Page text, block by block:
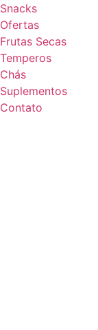
Snacks
Ofertas
Frutas Secas
Temperos
Chás
Suplementos
Contato